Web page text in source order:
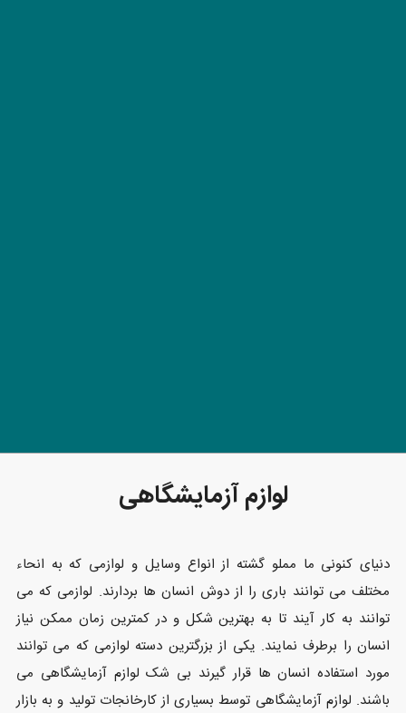
لوازم آزمایشگاهی
دنیای کنونی ما مملو گشته از انواع وسایل و لوازمی که به انحاء
مختلف می توانند باری را از دوش انسان ها بردارند. لوازمی که می
توانند به کار آیند تا به بهترین شکل و در کمترین زمان ممکن نیاز
انسان را برطرف نمایند. یکی از بزرگترین دسته لوازمی که می توانند
مورد استفاده انسان ها قرار گیرند بی شک لوازم آزمایشگاهی می
باشند. لوازم آزمایشگاهی توسط بسیاری از کارخانجات تولید و به بازار